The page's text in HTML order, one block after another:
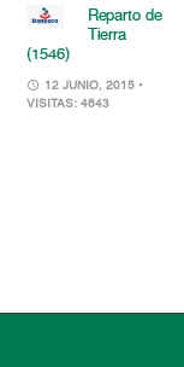
Reparto de
Tierra
(1546)
12 JUNIO, 2015 •
VISITAS: 4643